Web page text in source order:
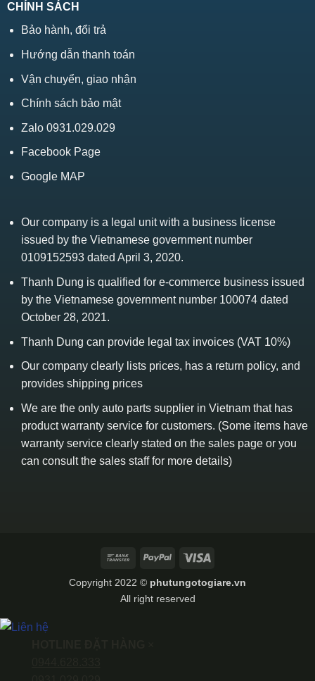
CHÍNH SÁCH
Bảo hành, đổi trả
Hướng dẫn thanh toán
Vận chuyển, giao nhận
Chính sách bảo mật
Zalo 0931.029.029
Facebook Page
Google MAP
Our company is a legal unit with a business license
issued by the Vietnamese government number
0109152593 dated April 3, 2020.
Thanh Dung is qualified for e-commerce business issued
by the Vietnamese government number 100074 dated
October 28, 2021.
Thanh Dung can provide legal tax invoices (VAT 10%)
Our company clearly lists prices, has a return policy, and
provides shipping prices
We are the only auto parts supplier in Vietnam that has
product warranty service for customers. (Some items have
warranty service clearly stated on the sales page or you
can consult the sales staff for more details)
Bank
PayPal
Copyright 2022 © phutungotogiare.vn
All right reserved